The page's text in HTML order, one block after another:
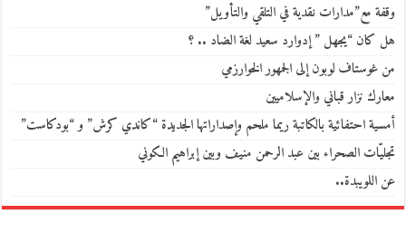
وقفة مع”مدارات نقدية في التلقي والتأويل”
هل كان “يجهل ” إدوارد سعيد لغة الضاد .. ؟
من غوستاف لوبون إلى الجمهور الخوارزمي
معارك نزار قباني والإسلاميين
أمسية احتفائية بالكاتبة ريما ملحم وإصداراتها الجديدة “كاندي كرش” و “بودكاست”
تجليّات الصحراء بين عبد الرحمن منيف وبين إبراهيم الكوني
عن اللويبدة..